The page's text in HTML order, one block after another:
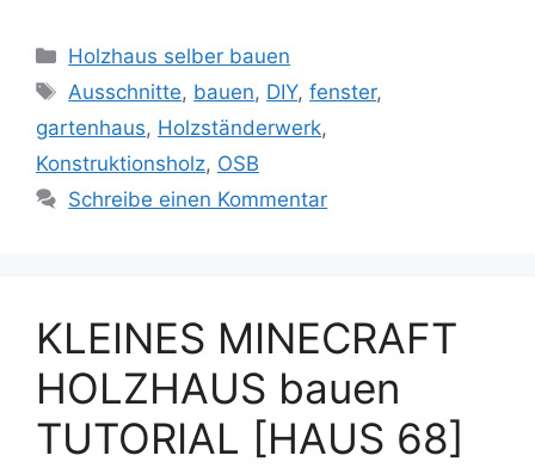
Kategorien
Holzhaus selber bauen
Schlagwörter
Ausschnitte, bauen, DIY,fenster,
gartenhaus, Holzständerwerk,
Konstruktionsholz, OSB
Schreibe einen Kommentar
KLEINES MINECRAFT
HOLZHAUS bauen
TUTORIAL [HAUS 68]